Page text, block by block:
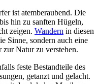
‍ist atemberaubend. Die
hin ⁢zu sanften ‍Hügeln,
zeigen. Wandern in diesen
‌Sinne, ⁣sondern auch eine
Natur zu verstehen.
feste Bestandteile des
getanzt und gelacht.⁣